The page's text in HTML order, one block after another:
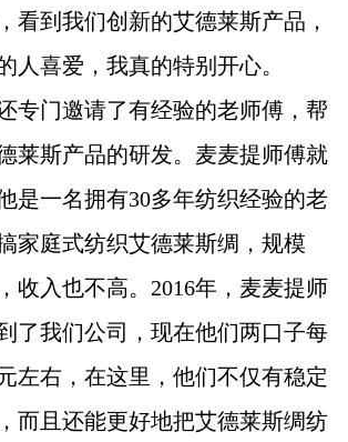
看到我们创新的艾德莱斯产品，
人喜爱，我真的特别开心。
门邀请了有经验的老师傅，帮
莱斯产品的研发。麦麦提师傅就
是一名拥有30多年纺织经验的老
家庭式纺织艾德莱斯绸，规模
收入也不高。2016年，麦麦提师
了我们公司，现在他们两口子每
左右，在这里，他们不仅有稳定
而且还能更好地把艾德莱斯绸纺